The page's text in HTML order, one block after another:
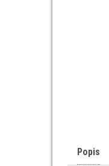
Popis